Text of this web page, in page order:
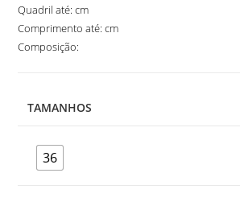
Quadril até: cm
Comprimento até: cm
Composição:
TAMANHOS
36